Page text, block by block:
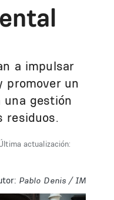
a impulsar
promover un
una gestión
residuos.
actualización:
Pablo Denis / IM